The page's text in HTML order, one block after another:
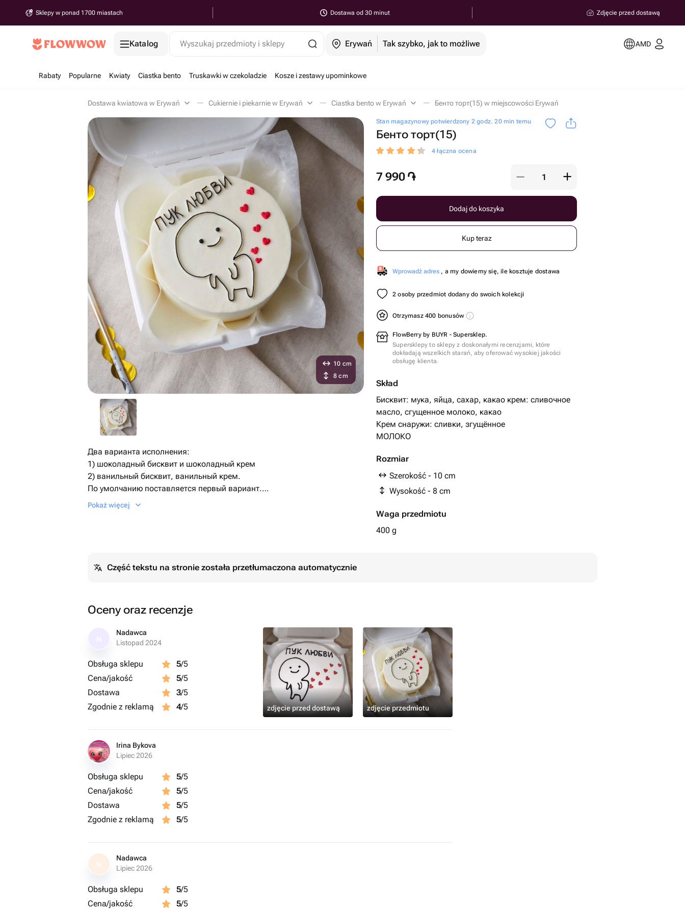
Sklepy w ponad 1700 miastach Dostawa od 30 minut Zdjęcie przed dostawą
Katalog Wyszukaj przedmioty i sklepy Erywań Tak szybko, jak to możliwe AMD
Rabaty Popularne Kwiaty Ciastka bento Truskawki w czekoladzie Kosze i zestawy upominkowe
Dostawa kwiatowa w Erywań Cukiernie i piekarnie w Erywań Ciastka bento w Erywań Бенто торт(15) w miejscowości Erywań
Stan magazynowy potwierdzony 2 godz. 20 min temu
Бенто торт(15)
4 łączna ocena
7 990 ֏
Dodaj do koszyka
Kup teraz
Wprowadź adres , a my dowiemy się, ile kosztuje dostawa
2 osoby przedmiot dodany do swoich kolekcji
Otrzymasz 400 bonusów
FlowBerry by BUYR - Supersklep.
Supersklepy to sklepy z doskonałymi recenzjami, które
dokładają wszelkich starań, aby oferować wysokiej jakości
obsługę klienta.
Skład
Бисквит: мука, яйца, сахар, какао крем: сливочное
масло, сгущенное молоко, какао
Крем снаружи: сливки, згущённое
МОЛОКО
Rozmiar
Szerokość - 10 cm
Wysokość - 8 cm
Waga przedmiotu
400 g
10 cm
8 cm
Два варианта исполнения:
1) шоколадный бисквит и шоколадный крем
2) ванильный бисквит, ванильный крем.
По умолчанию поставляется первый вариант.
Необходимый Вариант можно указать комментарием при заказе, либо
Pokaż więcej
Część tekstu na stronie została przetłumaczona automatycznie
Oceny oraz recenzje
Nadawca
Listopad 2024
Obsługa sklepu 5/5
Cena/jakość
5/5
Dostawa
3/5
Zgodnie z reklamą
4/5 zdjęcie przed dostawą zdjęcie przedmiotu
Irina Bykova
Lipiec 2026
Obsługa sklepu 5/5
Cena/jakość
5/5
Dostawa
5/5
Zgodnie z reklamą
5/5
N
Nadawca
Lipiec 2026
Obsługa sklepu 5/5
Cena/jakość
5/5